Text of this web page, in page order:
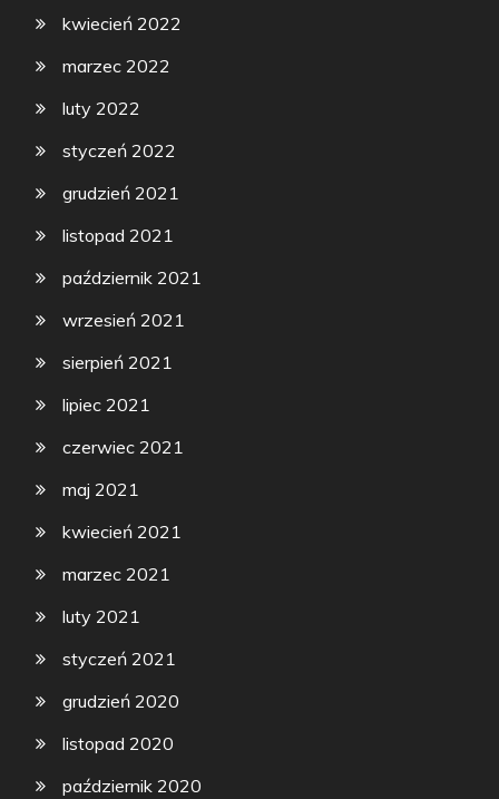
kwiecień 2022
marzec 2022
luty 2022
styczeń 2022
grudzień 2021
listopad 2021
październik 2021
wrzesień 2021
sierpień 2021
lipiec 2021
czerwiec 2021
maj 2021
kwiecień 2021
marzec 2021
luty 2021
styczeń 2021
grudzień 2020
listopad 2020
październik 2020